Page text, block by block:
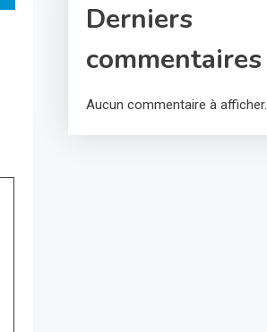
Derniers
commentaires
Aucun commentaire à afficher.